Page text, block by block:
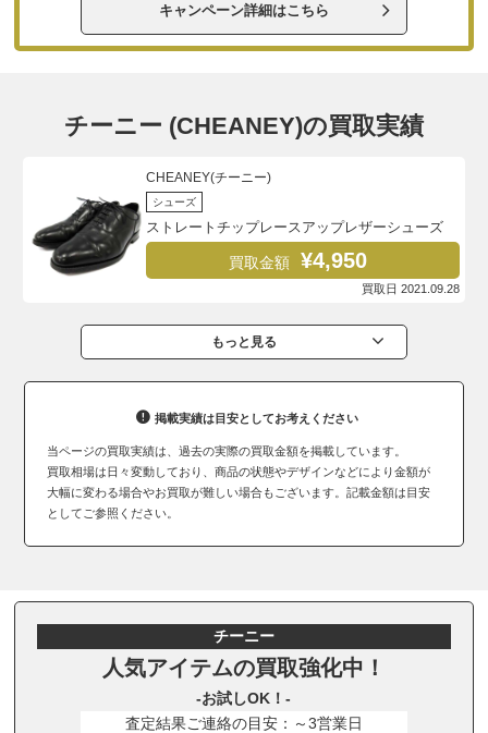
キャンペーン詳細はこちら
チーニー (CHEANEY)の買取実績
CHEANEY(チーニー)
シューズ
ストレートチップレースアップレザーシューズ
買取金額 ¥4,950
買取日 2021.09.28
もっと見る
掲載実績は目安としてお考えください
当ページの買取実績は、過去の実際の買取金額を掲載しています。
買取相場は日々変動しており、商品の状態やデザインなどにより金額が
大幅に変わる場合やお買取が難しい場合もございます。記載金額は目安
としてご参照ください。
チーニー
人気アイテムの買取強化中！
-お試しOK！-
査定結果ご連絡の目安：～3営業日